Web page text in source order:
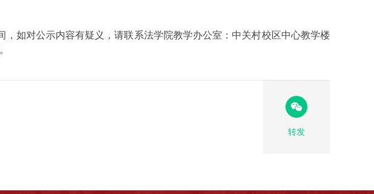
如对公示内容有疑义，请联系法学院教学办公室：中关村校区中心教学楼
转发